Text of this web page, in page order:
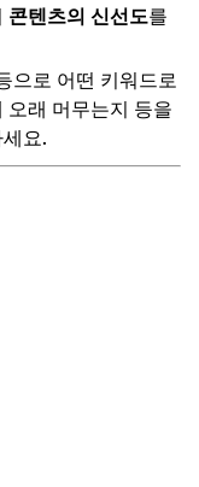
콘텐츠의 신선도를
으로 어떤 키워드로
오래 머무는지 등을
요.